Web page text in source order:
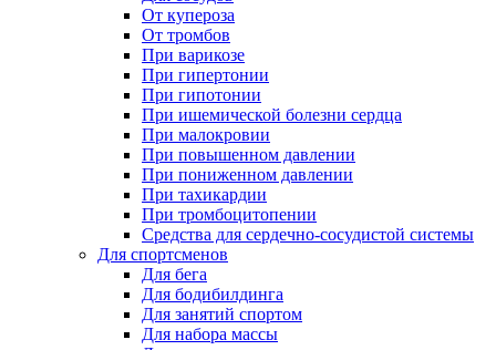
От купероза
От тромбов
При варикозе
При гипертонии
При гипотонии
При ишемической болезни сердца
При малокровии
При повышенном давлении
При пониженном давлении
При тахикардии
При тромбоцитопении
Средства для сердечно-сосудистой системы
Для спортсменов
Для бега
Для бодибилдинга
Для занятий спортом
Для набора массы